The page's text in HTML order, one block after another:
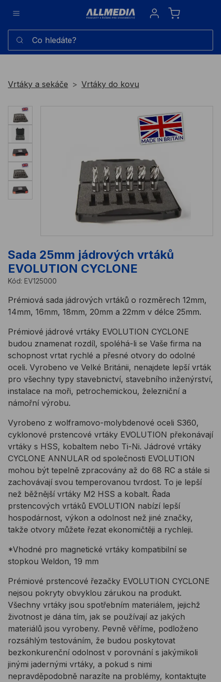
Sign in
Co hledáte?
Vrtáky a sekáče Vrtáky do kovu
Sada 25mm jádrových vrtáků
EVOLUTION CYCLONE
Kód: EV125000
Prémiová sada jádrových vrtáků o rozměrech 12mm,
14mm, 16mm, 18mm, 20mm a 22mm v délce 25mm.
Prémiové jádrové vrtáky EVOLUTION CYCLONE
budou znamenat rozdíl, spoléhá-li se Vaše firma na
schopnost vrtat rychlé a přesné otvory do odolné
oceli. Vyrobeno ve Velké Británii, nenajdete lepší vrták
pro všechny typy stavebnictví, stavebního inženýrství,
instalace na moři, petrochemickou, železniční a
námořní výrobu.
Vyrobeno z wolframovo-molybdenové oceli S360,
cyklonové prstencové vrtáky EVOLUTION překonávají
vrtáky s HSS, kobaltem nebo Ti-Ni. Jádrové vrtáky
CYCLONE ANNULAR od společnosti EVOLUTION
mohou být tepelně zpracovány až do 68 RC a stále si
zachovávají svou temperovanou tvrdost. To je lepší
než běžnější vrtáky M2 HSS a kobalt. Řada
prstencových vrtáků EVOLUTION nabízí lepší
hospodárnost, výkon a odolnost než jiné značky,
takže otvory můžete řezat ekonomičtěji a rychleji.
*Vhodné pro magnetické vrtáky kompatibilní se
stopkou Weldon, 19 mm
Prémiové prstencové řezačky EVOLUTION CYCLONE
nejsou pokryty obvyklou zárukou na produkt.
Všechny vrtáky jsou spotřebním materiálem, jejichž
životnost je dána tím, jak se používají az jakých
materiálů jsou vyrobeny. Pevně ​​věříme, podloženo
rozsáhlým testováním, že budou poskytovat
bezkonkurenční odolnost v porovnání s jakýmikoli
jinými jadernými vrtáky, a pokud s nimi
nepravděpodobně narazíte na problémy, kontaktujte